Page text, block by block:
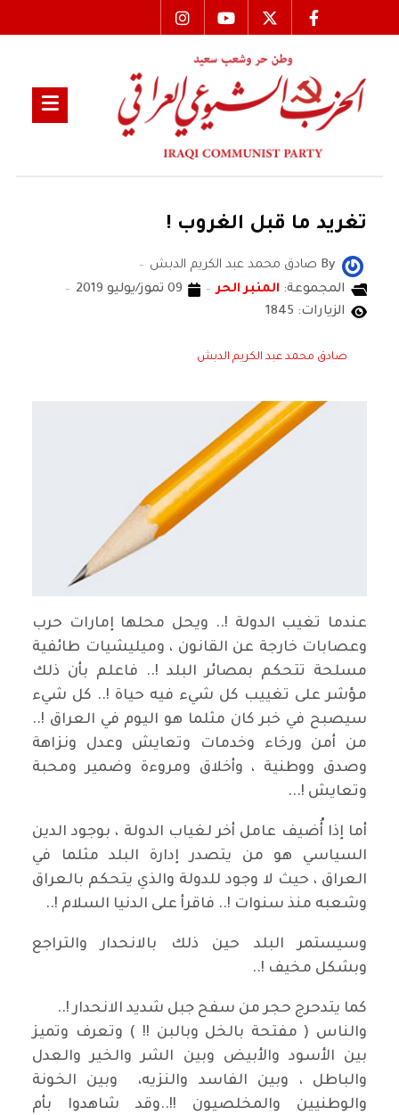
تغريد ما قبل الغروب !
By صادق محمد عبد الكريم الدبش
المجموعة: المنبر الحر
09 تموز/يوليو 2019
الزيارات: 1845
صادق محمد عبد الكريم الدبش
عندما تغيب الدولة !.. ويحل محلها إمارات حرب
وعصابات خارجة عن القانون ، وميليشيات طائفية
مسلحة تتحكم بمصائر البلد !.. فاعلم بأن ذلك
مؤشر على تغييب كل شيء فيه حياة !.. كل شيء
سيصبح في خبر كان مثلما هو اليوم في العراق !..
من أمن ورخاء وخدمات وتعايش وعدل ونزاهة
وصدق ووطنية ، وأخلاق ومروءة وضمير ومحبة
وتعايش !...
أما إذا أُضيف عامل أخر لغياب الدولة ، بوجود الدين
السياسي هو من يتصدر إدارة البلد مثلما في
العراق ، حيث لا وجود للدولة والذي يتحكم بالعراق
وشعبه منذ سنوات !.. فاقرأ على الدنيا السلام !..
وسيستمر البلد حين ذلك بالانحدار والتراجع
وبشكل مخيف !..
كما يتدحرج حجر من سفح جبل شديد الانحدار !..
والناس ( مفتحة بالخل وبالبن !! ) وتعرف وتميز
بين الأسود والأبيض وبين الشر والخير والعدل
والباطل ، وبين الفاسد والنزيه، وبين الخونة
والوطنيين والمخلصيون !!..وقد شاهدوا بأم